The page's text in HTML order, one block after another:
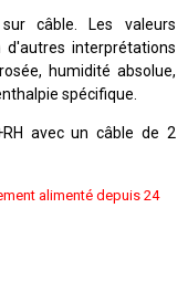
câble. Les valeurs
interprétations
humidité absolue,
spécifique.
avec un câble de 2
alimenté depuis 24